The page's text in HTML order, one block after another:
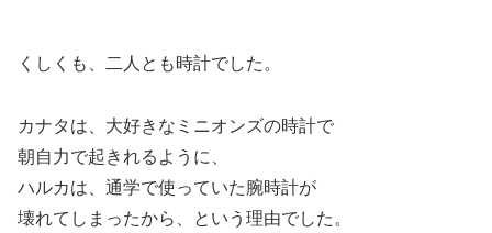
くしくも、二人とも時計でした。
カナタは、大好きなミニオンズの時計で
朝自力で起きれるように、
ハルカは、通学で使っていた腕時計が
壊れてしまったから、という理由でした。